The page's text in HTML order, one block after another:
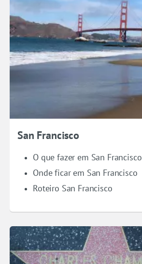
San Francisco
O que fazer em San Francisco
Onde ficar em San Francisco
Roteiro San Francisco